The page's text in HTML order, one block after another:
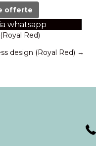
offerte
whatsapp
Red)
design (Royal Red) →